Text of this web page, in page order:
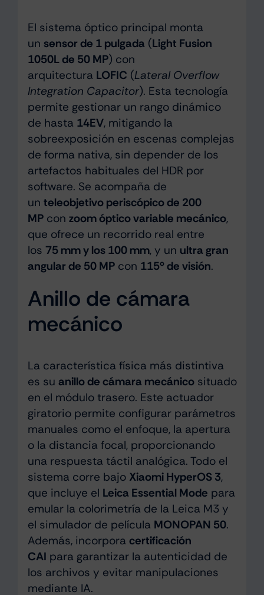
El sistema óptico principal monta
un sensor de 1 pulgada (Light Fusion
1050L de 50 MP) con
arquitectura LOFIC (Lateral Overflow
Integration Capacitor). Esta tecnología
permite gestionar un rango dinámico
de hasta 14EV, mitigando la
sobreexposición en escenas complejas
de forma nativa, sin depender de los
artefactos habituales del HDR por
software. Se acompaña de
un teleobjetivo periscópico de 200
MPcon zoom óptico variable mecánico,
que ofrece un recorrido real entre
los 75 mm y los 100 mm, y un ultra gran
angular de 50 MPcon 115º de visión.
Anillo de cámara
mecánico
La característica física más distintiva
es su anillo de cámara mecánicosituado
en el módulo trasero. Este actuador
giratorio permite configurar parámetros
manuales como el enfoque, la apertura
o la distancia focal, proporcionando
una respuesta táctil analógica. Todo el
sistema corre bajo Xiaomi HyperOS 3,
que incluye el Leica Essential Mode para
emular la colorimetría de la Leica M3 y
el simulador de película MONOPAN 50.
Además, incorpora certificación
CAI para garantizar la autenticidad de
los archivos y evitar manipulaciones
mediante IA.